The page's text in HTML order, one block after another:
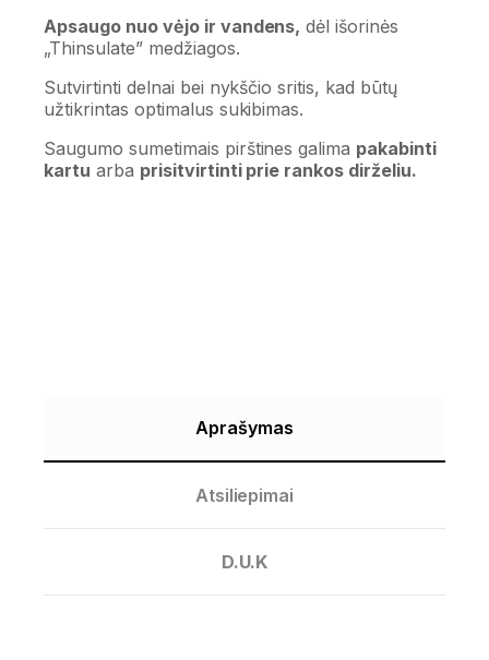
Apsaugo nuo vėjo ir vandens, dėl išorinės
„Thinsulate” medžiagos.
Sutvirtinti delnai bei nykščio sritis, kad būtų
užtikrintas optimalus sukibimas.
Saugumo sumetimais pirštines galima pakabinti
kartu arba prisitvirtinti prie rankos dirželiu.
Aprašymas
Atsiliepimai
D.U.K